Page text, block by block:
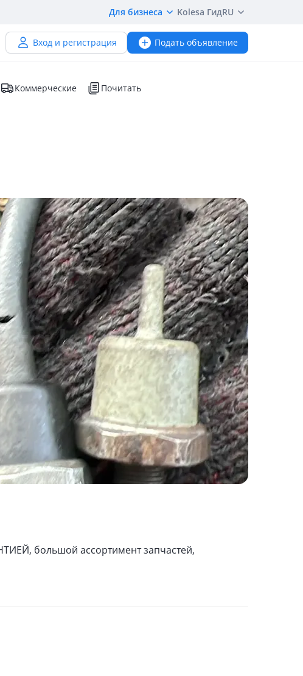
Для бизнеса Kolesa ГидRU
Вход и регистрация Подать объявление
Коммерческие Почитать
большой ассортимент запчастей,